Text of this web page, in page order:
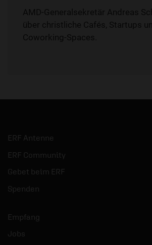
AMD-Generalsekretär Andreas
über christliche Cafés, Startups
Coworking-Spaces.
ERF Antenne
ERF Community
Gebet beim ERF
Spenden
Empfang
Jobs